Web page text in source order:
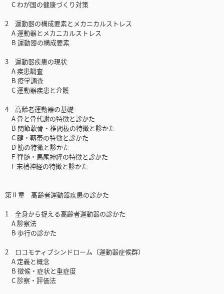
C わが国の健康づくり対策
2 運動器の構成要素とメカニカルストレス
A 運動器とメカニカルストレス
B 運動器の構成要素
3 運動器疾患の現状
A 疾患調査
B 疫学調査
C 運動器疾患と介護
4 高齢者運動器の基礎
A 骨と骨代謝の特徴と診かた
B 関節軟骨・椎間板の特徴と診かた
C 腱・靱帯の特徴と診かた
D 筋の特徴と診かた
E 脊髄・馬尾神経の特徴と診かた
F 末梢神経の特徴と診かた
第Ⅱ章 高齢者運動器疾患の診かた
1 全身から捉える高齢者運動器の診かた
A 診察法
B 歩行の診かた
2 ロコモティブシンドローム（運動器症候群）
A 定義と概念
B 徴候・症状と重症度
C 診察・評価法